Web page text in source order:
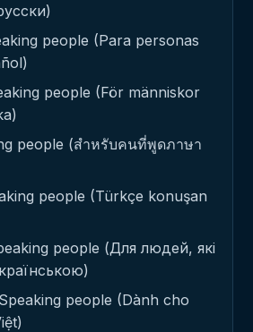
people (Para personas
people (För människor
people (สำหรับคนที่พูดภาษา
people (Türkçe konuşan
people (Для людей, які
people (Dành cho